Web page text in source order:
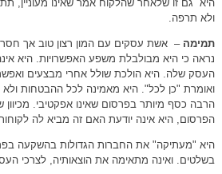
היא גם זו שלאחר שהלקוח אמר שאינו מעוניין,
ולא תרפה.
תמימה – אשת עסקים עם המון רצון טוב אך
נראה כי היא מבולבלת משפע האפשרויות. היא
העסק שלה. היא הולכת שולל אחרי מבצעים
ואומרת "כן לכל". היא מאמינה לכל ההבטחות
הרבה כסף מיותר בפרסום שאינו אפקטיבי.
הפרסום, היא אינה יודעת האם זה מביא לה
היא "מעתיקה" את החברות הגדולות בהשקעה
בשלטים. ואינה מתאימה את הוצאותיה, לצרכי